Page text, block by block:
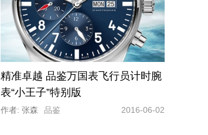
精准卓越 品鉴万国表飞行员计时腕
表“小王子”特别版
作者: 张森 品鉴 2016-06-02